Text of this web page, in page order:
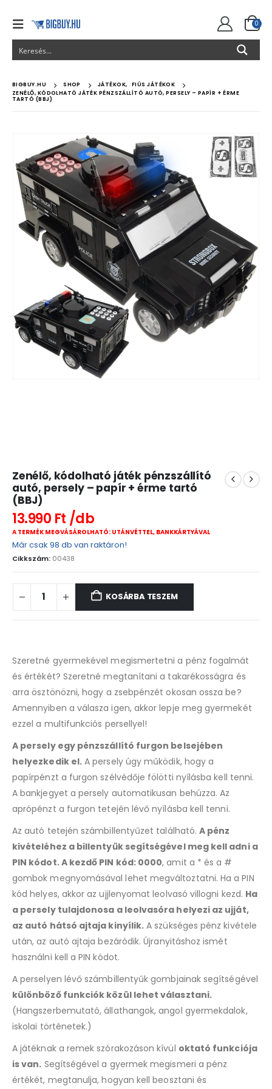
0
BIGBUY.HU SHOP JÁTÉKOK,
FIÚS JÁTÉKOK
ZENÉLŐ, KÓDOLHATÓ JÁTÉK PÉNZSZÁLLÍTÓ AUTÓ, PERSELY – PAPÍR + ÉRME
TARTÓ (BBJ)
Zenélő, kódolható játék pénzszállító
autó, persely – papír + érme tartó
(BBJ)
13.990 Ft
A TERMÉK MEGVÁSÁROLHATÓ: UTÁNVÉTTEL, BANKKÁRTYÁVAL
Már csak 98 db van raktáron!
Cikkszám: 00438
KOSÁRBA TESZEM
Szeretné gyermekével megismertetni a pénz fogalmát
és értékét? Szeretné megtanítani a takarékosságra és
arra ösztönözni, hogy a zsebpénzét okosan ossza be?
Amennyiben a válasza igen, akkor lepje meg gyermekét
ezzel a multifunkciós persellyel!
A persely egy pénzszállító furgon belsejében
helyezkedik el. A persely úgy működik, hogy a
papírpénzt a furgon szélvédője fölötti nyílásba kell tenni.
A bankjegyet a persely automatikusan behúzza. Az
aprópénzt a furgon tetején lévő nyílásba kell tenni.
Az autó tetején számbillentyűzet található.A pénz
kivételéhez a billentyűk segítségével meg kell adni a
PIN kódot. A kezdő PIN kód: 0000, amit a * és a #
gombok megnyomásával lehet megváltoztatni. Ha a PIN
kód helyes, akkor az ujjlenyomat leolvasó villogni kezd. Ha
a persely tulajdonosa a leolvasóra helyezi az ujját,
az autó hátsó ajtaja kinyílik. A szükséges pénz kivétele
után, az autó ajtaja bezáródik. Újranyitáshoz ismét
használni kell a PIN kódot.
A perselyen lévő számbillentyűk gombjainak segítségével
különböző funkciók közül lehet választani.
(Hangszerbemutató, állathangok, angol gyermekdalok,
iskolai történetek.)
A játéknak a remek szórakozáson kívül oktató funkciója
is van. Segítségével a gyermek megismeri a pénz
értékét, megtanulja, hogyan kell beosztani és